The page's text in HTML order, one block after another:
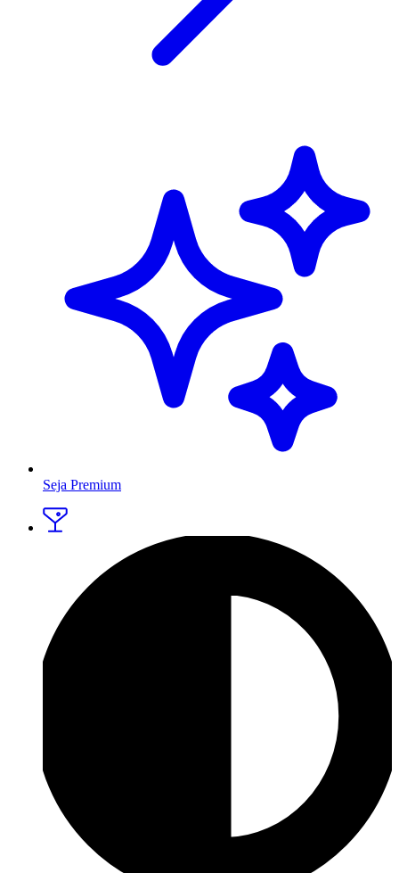
Seja Premium